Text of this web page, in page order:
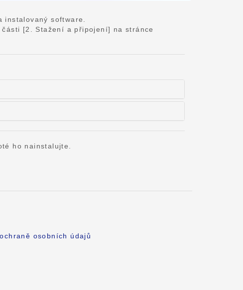
software.
[2. Stažení a připojení] na stránce
ho nainstalujte.
osobních údajů